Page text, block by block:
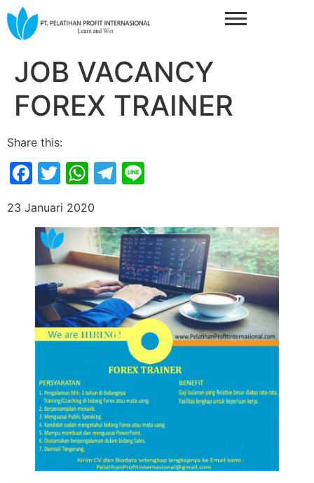
JOB VACANCY
FOREX TRAINER
Share this:
Facebook
Twitter
WhatsApp
Telegram
23 Januari 2020